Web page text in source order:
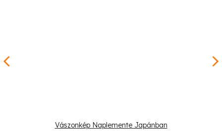
Vászonkép Naplemente Japánban